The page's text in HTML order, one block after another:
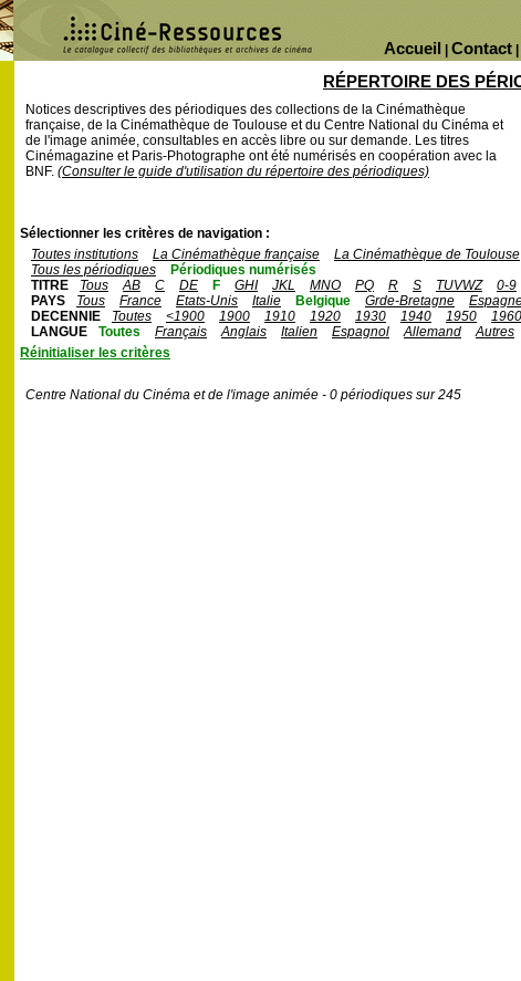
Contact
Accueil
RÉPERTOIRE DES
Notices descriptives des périodiques des collections de la Cinémathèque
française, de la Cinémathèque de Toulouse et du Centre National du Cinéma et
de l'image animée, consultables en accès libre ou sur demande. Les titres
Cinémagazine et Paris-Photographe ont été numérisés en coopération avec la
BNF. (Consulter le guide d'utilisation du répertoire des périodiques)
Sélectionner les critères de navigation :
Toutes institutions
La Cinémathèque française La Cinémathèque de Toulouse
Tous les périodiques
Périodiques numérisés
TITRE
Tous AB C DE F GHI JKL MNO PQ R S TUVWZ
0-9
PAYS
Tous France Etats-Unis Italie Belgique Grde-Bretagne
DECENNIE
Toutes <1900 1900 1910 1920 1930 1940 1950 1960
LANGUE
Toutes Français Anglais Italien Espagnol Allemand
Autres
Réinitialiser les critères
Centre National du Cinéma et de l'image animée - 0 périodiques sur 245